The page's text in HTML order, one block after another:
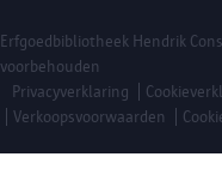
Erfgoedbibliotheek Hendrik
voorbehouden
Privacyverklaring
Verkoopsvoorwaarden